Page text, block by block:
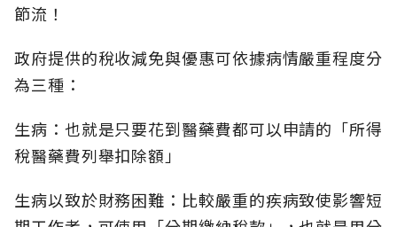
節流！
政府提供的稅收減免與優惠可依據病情嚴重程度分
為三種：
生病：也就是只要花到醫藥費都可以申請的「所得
稅醫藥費列舉扣除額」
生病以致於財務困難：比較嚴重的疾病致使影響短